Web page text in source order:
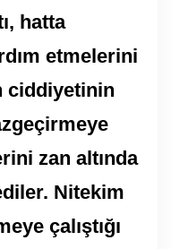
hatta
etmelerini
ciddiyetinin
zan altında
Nitekim
çalıştığı